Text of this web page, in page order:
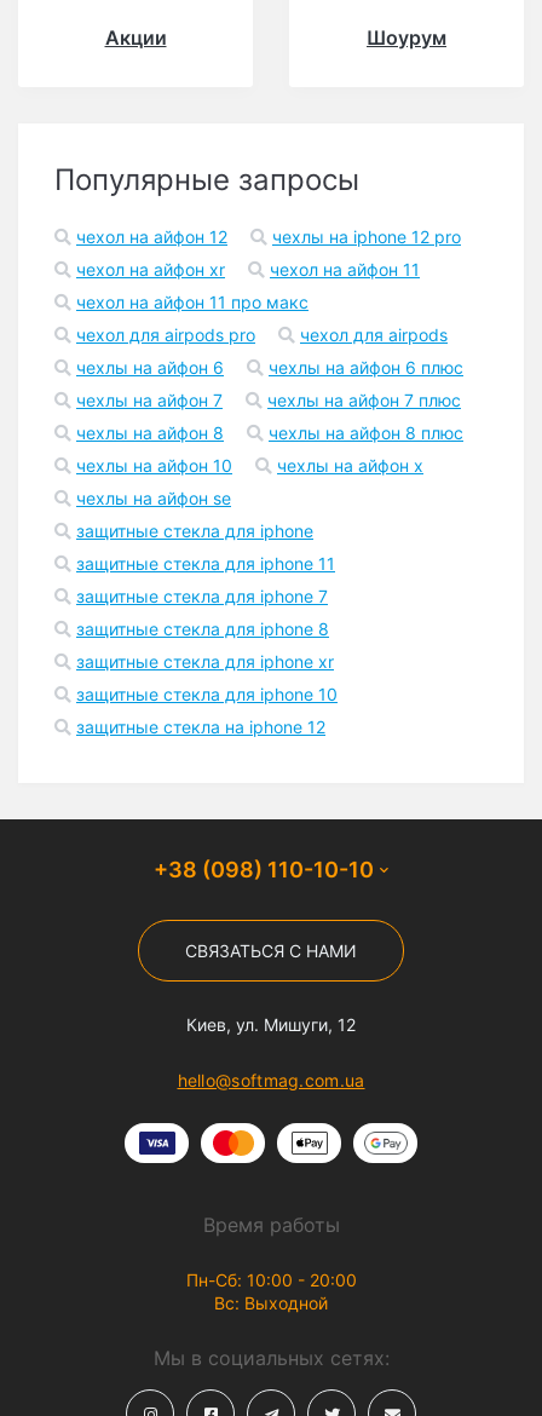
Акции Шоурум
Популярные запросы
чехол на айфон 12
чехлы на iphone 12 pro
чехол на айфон xr
чехол на айфон 11
чехол на айфон 11 про макс
чехол для airpods pro
чехол для airpods
чехлы на айфон 6
чехлы на айфон 6 плюс
чехлы на айфон 7
чехлы на айфон 7 плюс
чехлы на айфон 8
чехлы на айфон 8 плюс
чехлы на айфон 10
чехлы на айфон x
чехлы на айфон se
защитные стекла для iphone
защитные стекла для iphone 11
защитные стекла для iphone 7
защитные стекла для iphone 8
защитные стекла для iphone xr
защитные стекла для iphone 10
защитные стекла на iphone 12
+38 (098) 110-10-10
СВЯЗАТЬСЯ С НАМИ
Киев, ул. Мишуги, 12
hello@softmag.com.ua
Время работы
Пн-Сб: 10:00 - 20:00
Вс: Выходной
Мы в социальных сетях: